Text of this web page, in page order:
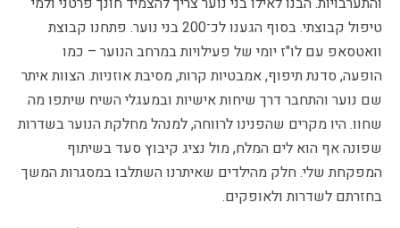
טיפול קבוצתי. בסוף הגענו לכ־200 בני נוער. פתחנו קבוצת
וואטסאפ עם לו"ז יומי של פעילויות במרחב הנוער – כמו
הופעה, סדנת תיפוף, אמבטיות קרות, מסיבת אוזניות. הצוות איתר
שם נוער והתחבר דרך שיחות אישיות ובמעגלי השיח שיתפו מה
שחוו. היו מקרים שהפנינו לרווחה, למנהל מחלקת הנוער בשדרות
שפונה אף הוא לים המלח, מול נציג קיבוץ סעד בשיתוף
המפקחת שלי. חלק מהילדים שאיתרנו השתלבו במסגרות המשך
בחזרתם לשדרות ולאופקים.